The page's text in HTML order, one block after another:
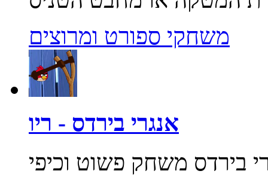
משחקי ספורט ומרוצים
אנגרי בירדס - ריו